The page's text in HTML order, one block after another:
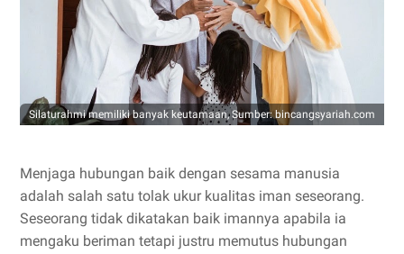
Silaturahmi memiliki banyak keutamaan, Sumber: bincangsyariah.com
Menjaga hubungan baik dengan sesama manusia
adalah salah satu tolak ukur kualitas iman seseorang.
Seseorang tidak dikatakan baik imannya apabila ia
mengaku beriman tetapi justru memutus hubungan